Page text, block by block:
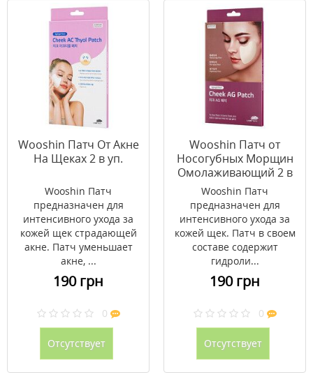
Wooshin Патч От Акне
На Щеках 2 в уп.
Wooshin Патч
предназначен для
интенсивного ухода за
кожей щек страдающей
акне. Патч уменьшает
акне, ...
190 грн
0
Отсутствует
Wooshin Патч от
Носогубных Морщин
Омолаживающий 2 в
уп.
Wooshin Патч
предназначен для
интенсивного ухода за
кожей щек. Патч в своем
составе содержит
гидроли...
190 грн
0
Отсутствует